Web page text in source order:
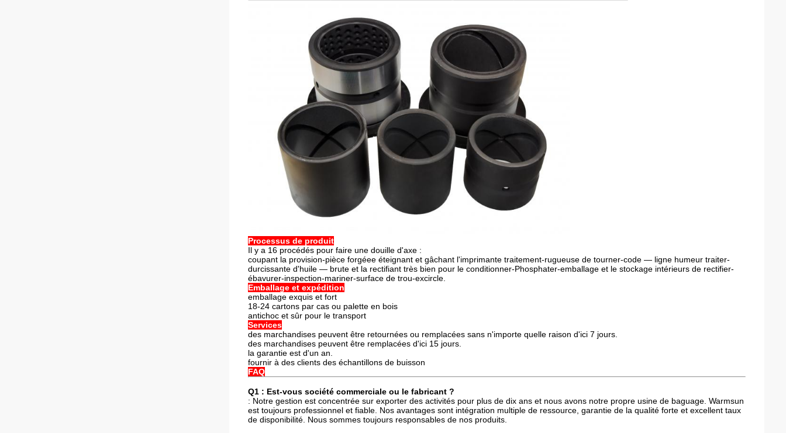
Processus de produit
Il y a 16 procédés pour faire une douille d'axe :
coupant la provision-pièce forgéee éteignant et gâchant l'imprimante traitement-rugueuse de tourner-code — ligne humeur traiter-
durcissante d'huile — brute et la rectifiant très bien pour le conditionner-Phosphater-emballage et le stockage intérieurs de rectifier-
ébavurer-inspection-mariner-surface de trou-excircle.
Emballage et expédition
emballage exquis et fort
18-24 cartons par cas ou palette en bois
antichoc et sûr pour le transport
Services
des marchandises peuvent être retournées ou remplacées sans n'importe quelle raison d'ici 7 jours.
des marchandises peuvent être remplacées d'ici 15 jours.
la garantie est d'un an.
fournir à des clients des échantillons de buisson
FAQ
Q1 : Est-vous société commerciale ou le fabricant ?
: Notre gestion est concentrée sur exporter des activités pour plus de dix ans et nous avons notre propre usine de baguage. Warmsun
est toujours professionnel et fiable. Nos avantages sont intégration multiple de ressource, garantie de la qualité forte et excellent taux
de disponibilité. Nous sommes toujours responsables de nos produits.